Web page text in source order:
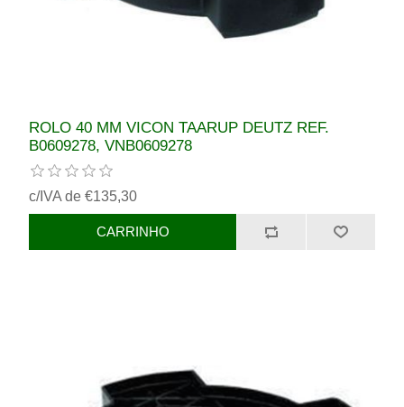
ROLO 40 MM VICON TAARUP DEUTZ REF.
B0609278, VNB0609278
c/IVA de €135,30